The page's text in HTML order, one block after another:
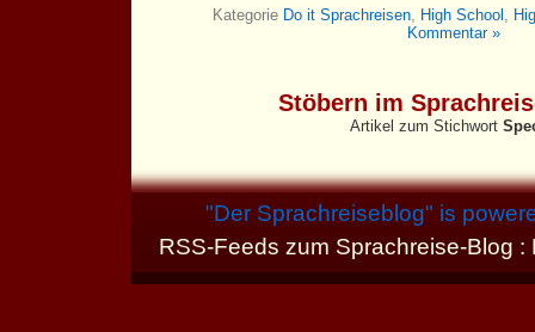
Kategorie Do it Sprachreisen, High School ,
Kommentar »
Stöbern im
Artikel zum Stichwort
"Der Sprachreiseblog" is
RSS-Feeds zum Sprachreise-Blog :